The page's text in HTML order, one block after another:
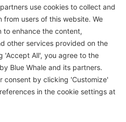
ROOM
use cookies to collect and
from users of this website. We
to enhance the content,
other services provided on the
'Accept All', you agree to the
Blue Whale and its partners.
consent by clicking 'Customize'
in the cookie settings at